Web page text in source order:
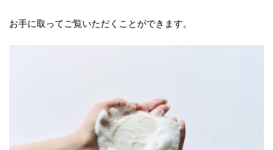
お手に取ってご覧いただくことができます。